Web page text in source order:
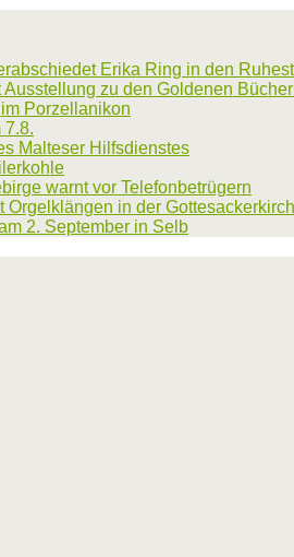
Erika Ring in den
Ausstellung zu den Goldenen
Porzellanikon
7.8.
Malteser Hilfsdienstes
warnt vor Telefonbetrügern
Orgelklängen in der
2. September in Selb